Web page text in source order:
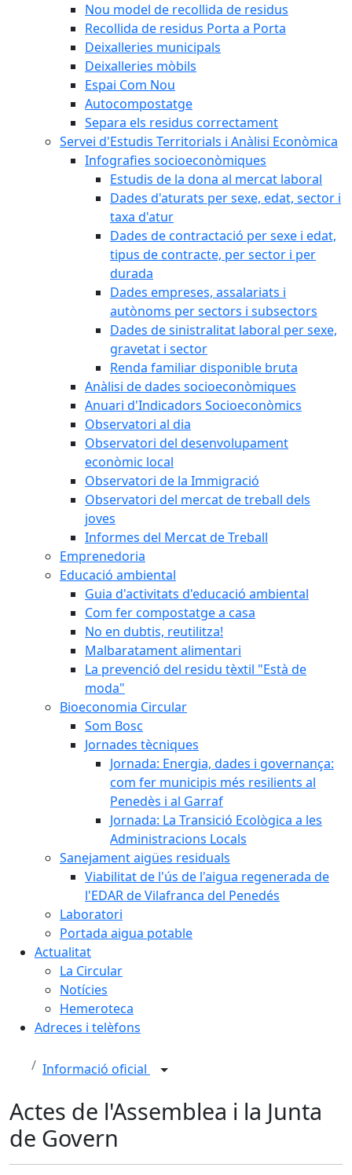
Nou model de recollida de residus
Recollida de residus Porta a Porta
Deixalleries municipals
Deixalleries mòbils
Espai Com Nou
Autocompostatge
Separa els residus correctament
Servei d'Estudis Territorials i Anàlisi Econòmica
Infografies socioeconòmiques
Estudis de la dona al mercat laboral
Dades d'aturats per sexe, edat, sector i
taxa d'atur
Dades de contractació per sexe i edat,
tipus de contracte, per sector i per
durada
Dades empreses, assalariats i
autònoms per sectors i subsectors
Dades de sinistralitat laboral per sexe,
gravetat i sector
Renda familiar disponible bruta
Anàlisi de dades socioeconòmiques
Anuari d'Indicadors Socioeconòmics
Observatori al dia
Observatori del desenvolupament
econòmic local
Observatori de la Immigració
Observatori del mercat de treball dels
joves
Informes del Mercat de Treball
Emprenedoria
Educació ambiental
Guia d'activitats d'educació ambiental
Com fer compostatge a casa
No en dubtis, reutilitza!
Malbaratament alimentari
La prevenció del residu tèxtil "Està de
moda"
Bioeconomia Circular
Som Bosc
Jornades tècniques
Jornada: Energia, dades i governança:
com fer municipis més resilients al
Penedès i al Garraf
Jornada: La Transició Ecològica a les
Administracions Locals
Sanejament aigües residuals
Viabilitat de l'ús de l'aigua regenerada de
l'EDAR de Vilafranca del Penedés
Laboratori
Portada aigua potable
Actualitat
La Circular
Notícies
Hemeroteca
Adreces i telèfons
Informació oficial
Actes de l'Assemblea i la Junta
de Govern